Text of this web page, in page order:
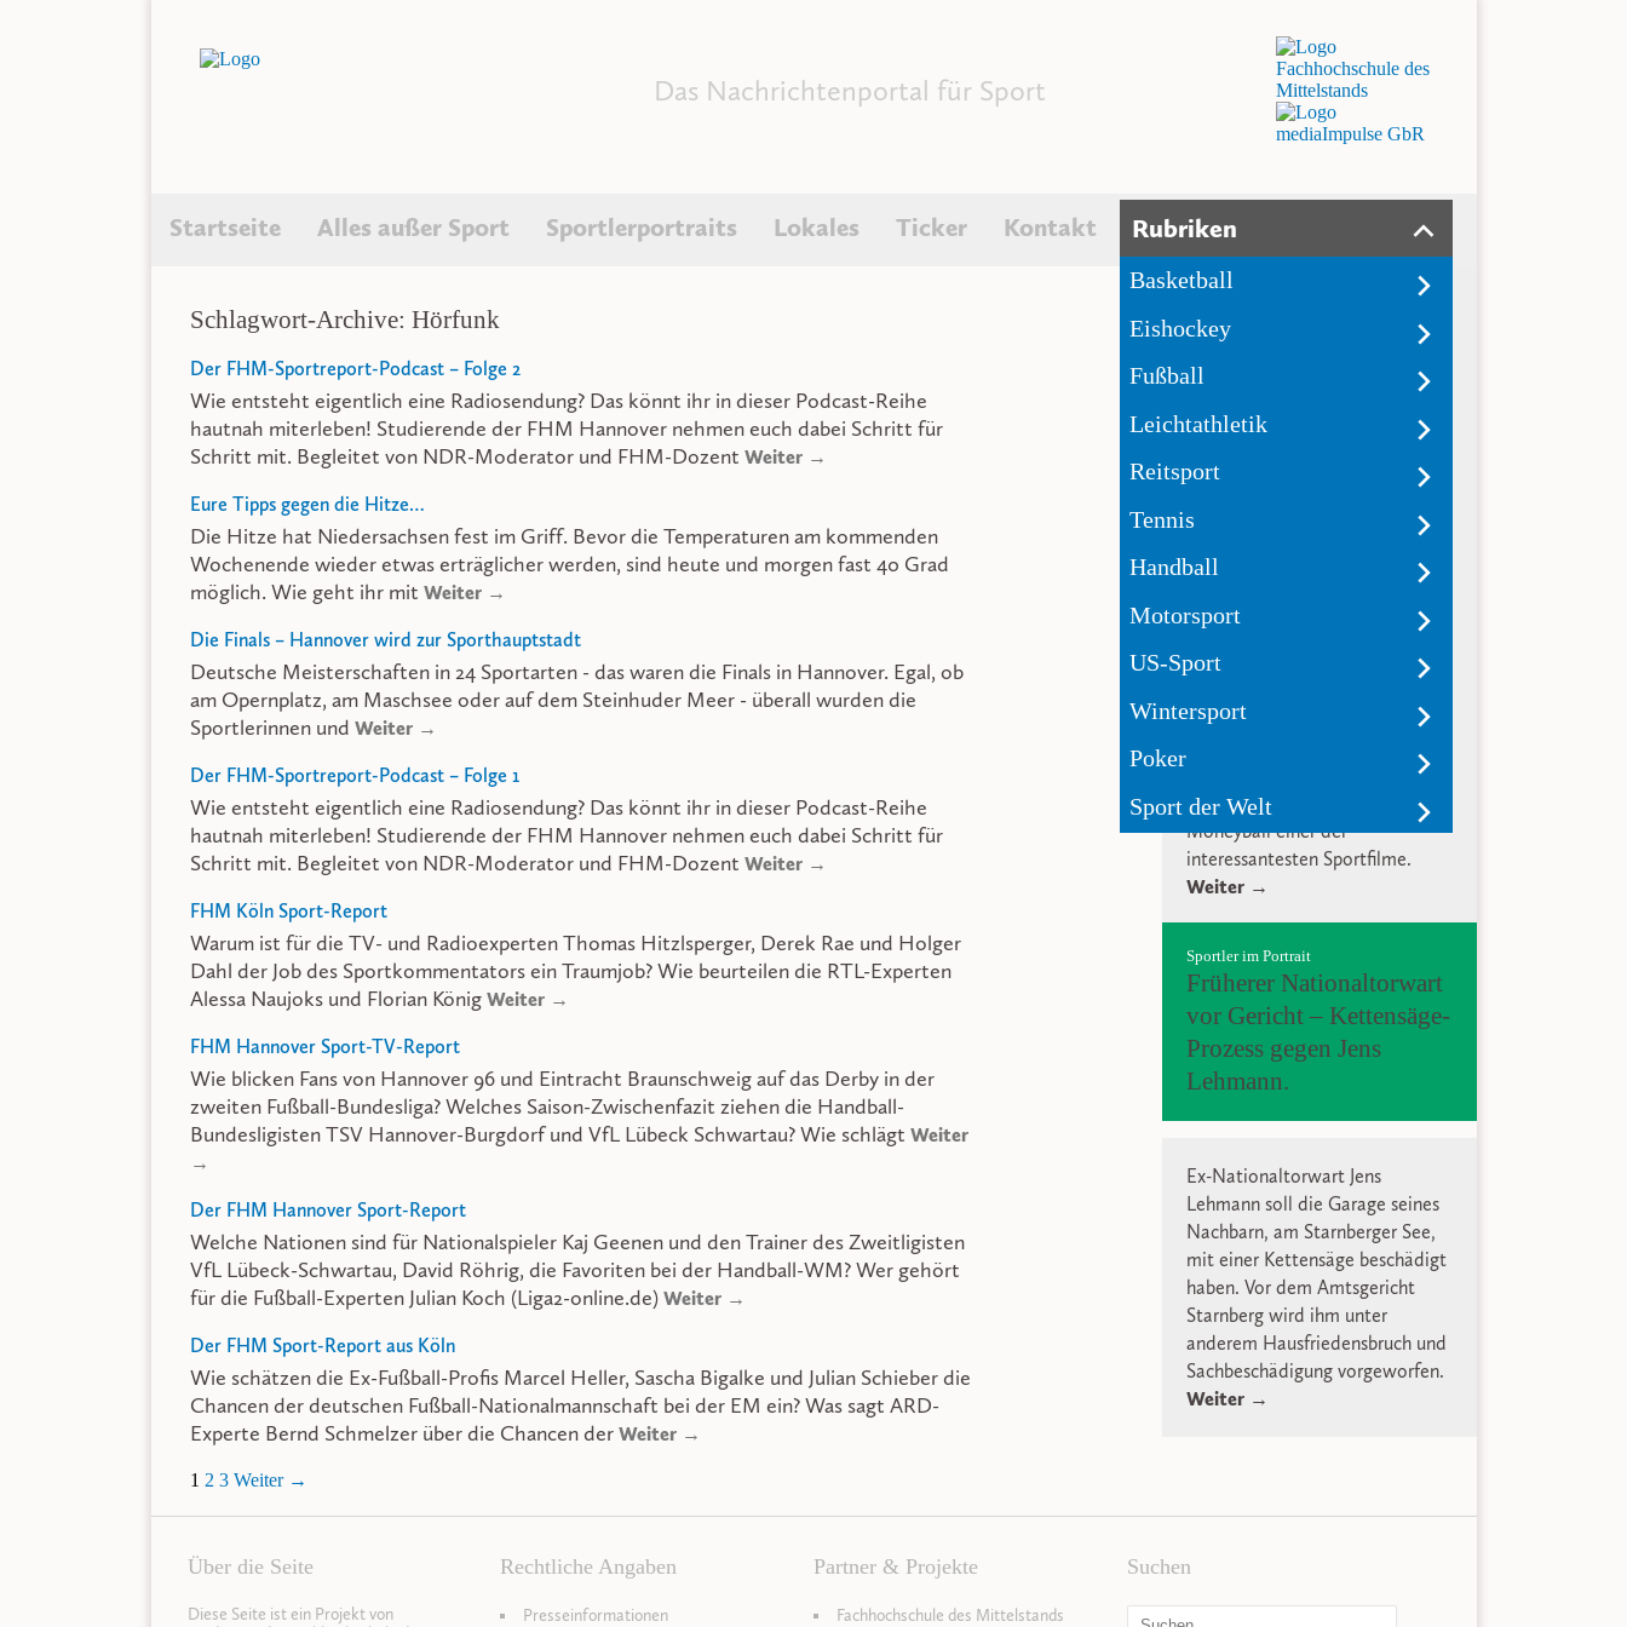
Das Nachrichtenportal für Sport
Startseite Alles außer Sport Sportlerportraits Lokales Ticker Kontakt Rubriken
Basketball
Eishockey
Fußball
Leichtathletik
Reitsport
Tennis
Handball
Motorsport
US-Sport
Wintersport
Poker
Sport der Welt
Schlagwort-Archive: Hörfunk
Der FHM-Sportreport-Podcast – Folge 2
Wie entsteht eigentlich eine Radiosendung? Das könnt ihr in dieser Podcast-Reihe
hautnah miterleben! Studierende der FHM Hannover nehmen euch dabei Schritt für
Schritt mit. Begleitet von NDR-Moderator und FHM-Dozent Weiter →
Eure Tipps gegen die Hitze…
Die Hitze hat Niedersachsen fest im Griff. Bevor die Temperaturen am kommenden
Wochenende wieder etwas erträglicher werden, sind heute und morgen fast 40 Grad
möglich. Wie geht ihr mit Weiter →
Die Finals – Hannover wird zur Sporthauptstadt
Deutsche Meisterschaften in 24 Sportarten - das waren die Finals in Hannover. Egal, ob
am Opernplatz, am Maschsee oder auf dem Steinhuder Meer - überall wurden die
Sportlerinnen und Weiter →
Der FHM-Sportreport-Podcast – Folge 1
Wie entsteht eigentlich eine Radiosendung? Das könnt ihr in dieser Podcast-Reihe
hautnah miterleben! Studierende der FHM Hannover nehmen euch dabei Schritt für
Schritt mit. Begleitet von NDR-Moderator und FHM-Dozent Weiter →
FHM Köln Sport-Report
Warum ist für die TV- und Radioexperten Thomas Hitzlsperger, Derek Rae und Holger
Dahl der Job des Sportkommentators ein Traumjob? Wie beurteilen die RTL-Experten
Alessa Naujoks und Florian König Weiter →
FHM Hannover Sport-TV-Report
Wie blicken Fans von Hannover 96 und Eintracht Braunschweig auf das Derby in der
zweiten Fußball-Bundesliga? Welches Saison-Zwischenfazit ziehen die Handball-
Bundesligisten TSV Hannover-Burgdorf und VfL Lübeck Schwartau? Wie schlägt Weiter
→
Der FHM Hannover Sport-Report
Welche Nationen sind für Nationalspieler Kaj Geenen und den Trainer des Zweitligisten
VfL Lübeck-Schwartau, David Röhrig, die Favoriten bei der Handball-WM? Wer gehört
für die Fußball-Experten Julian Koch (Liga2-online.de) Weiter →
Der FHM Sport-Report aus Köln
Wie schätzen die Ex-Fußball-Profis Marcel Heller, Sascha Bigalke und Julian Schieber die
Chancen der deutschen Fußball-Nationalmannschaft bei der EM ein? Was sagt ARD-
Experte Bernd Schmelzer über die Chancen der Weiter →
1 2 3 Weiter →
Wie Zahlen Baseball
spannend machen
Moneyball ist ein Film der schon
als Konzept scheitern sollte.
von Amerika weniger beliebt und
die Grundlage der Geschichte
hinter Moneyball handelt von
Statistiken. Dennoch ist
Moneyball einer der
interessantesten Sportfilme.
Weiter →
Sportler im Portrait
Früherer Nationaltorwart
vor Gericht – Kettensäge-
Prozess gegen Jens
Lehmann.
Ex-Nationaltorwart Jens
Lehmann soll die Garage seines
Nachbarn, am Starnberger See,
mit einer Kettensäge beschädigt
haben. Vor dem Amtsgericht
Starnberg wird ihm unter
anderem Hausfriedensbruch und
Sachbeschädigung vorgeworfen.
Weiter →
Über die Seite
Diese Seite ist ein Projekt von
Rechtliche Angaben
Presseinformationen
Partner & Projekte
Fachhochschule des Mittelstands
Suchen